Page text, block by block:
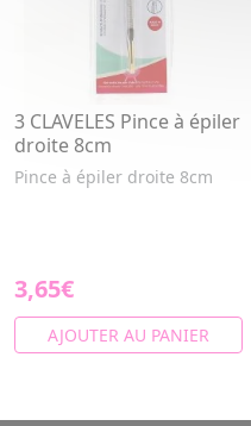
3 CLAVELES Pince à épiler
droite 8cm
Pince à épiler droite 8cm
3,65€
AJOUTER AU PANIER